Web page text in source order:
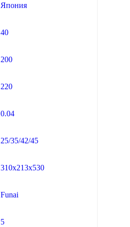
Япония
40
200
220
0.04
25/35/42/45
310x213x530
Funai
5